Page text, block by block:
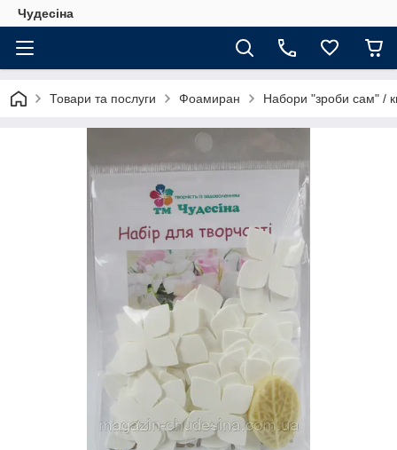
Чудесіна
Товари та послуги Фоамиран Набори "зроби сам" /